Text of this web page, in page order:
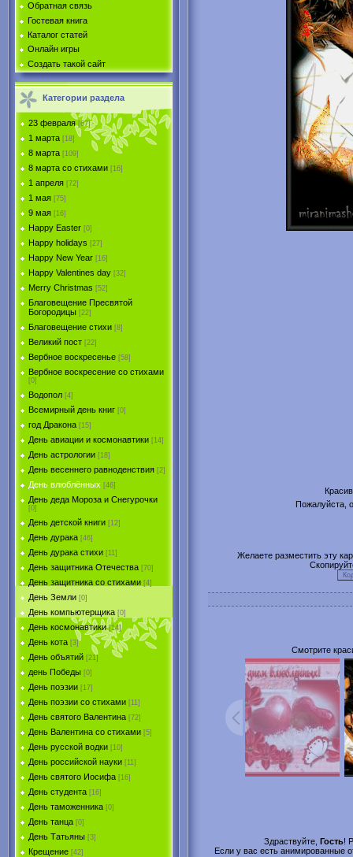
Обратная связь
Гостевая книга
Каталог статей
Онлайн игры
Создать такой сайт
Категории раздела
23 февраля [67]
1 марта [18]
8 марта [109]
8 марта со стихами [16]
1 апреля [72]
1 мая [75]
9 мая [16]
Happy Easter [0]
Happy holidays [27]
Happy New Year [16]
Happy Valentines day [32]
Merry Christmas [52]
Благовещение Пресвятой
Богородицы [22]
Благовещение стихи [8]
Великий пост [22]
Вербное воскресенье [58]
Вербное воскресение со стихами
[0]
Водопол [4]
Всемирный день книг [0]
год Дракона [15]
День авиации и космонавтики [14]
День астрологии [18]
День весеннего равноденствия [2]
День влюблённых [46]
День деда Мороза и Снегурочки
[0]
День детской книги [12]
День дурака [46]
День дурака стихи [11]
День защитника Отечества [70]
День защитника со стихами [4]
День Земли [0]
День компьютерщика [0]
День космонавтики [14]
День кота [3]
День объятий [21]
день Победы [0]
День поэзии [17]
День поэзии со стихами [11]
День святого Валентина [72]
День Валентина со стихами [5]
День русской водки [10]
День российской науки [11]
День святого Иосифа [16]
День студента [16]
День таможенника [0]
День танца [0]
День Татьяны [3]
Крещение [42]
Пожалуйста,
Желаете разместить эту
Смотрите
Здраствуйте, Гость!
Если у вас есть анимированные